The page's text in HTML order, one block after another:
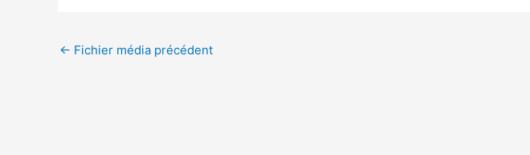
← Fichier média précédent